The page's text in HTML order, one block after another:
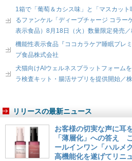
1箱で「葡萄＆カシス味」と「マスカッ
るファンケル「ディープチャージ コラー
表示食品）8月18日（火）数量限定発売
機能性表示食品『ココカラケア睡眠プレ
プ食品株式会社
犬猫向けAIウェルネスプラットフォーム
ラ検査キット・腸活サプリを提供開始／
リリースの最新ニュース
お客様の切実な声に耳
「薄層化」への答え
ールインワン「ハルメ
高機能化を遂げてリニ